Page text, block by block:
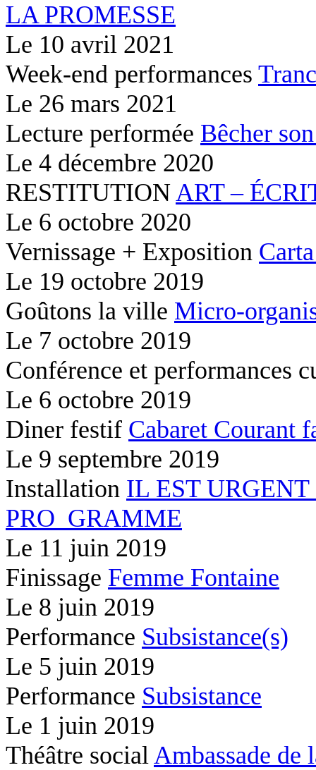
LA PROMESSE
Le 10 avril 2021
Week-end performances
Le 26 mars 2021
Lecture performée Bêcher
Le 4 décembre 2020
RESTITUTIONART –
Le 6 octobre 2020
Vernissage + Exposition
Le 19 octobre 2019
Goûtons la ville Micro-
Le 7 octobre 2019
Conférence et performances
Le 6 octobre 2019
Diner festif Cabaret Courant
Le 9 septembre 2019
Installation IL EST URGENT
PRO_GRAMME
Le 11 juin 2019
Finissage Femme Fontaine
Le 8 juin 2019
Performance Subsistance(s)
Le 5 juin 2019
Performance Subsistance
Le 1 juin 2019
Théâtre socialAmbassade de